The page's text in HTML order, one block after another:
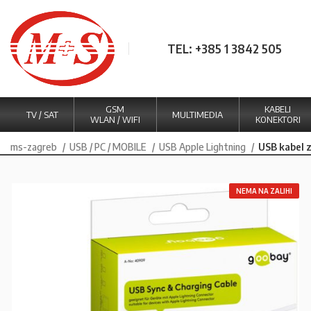
TEL: +385 1 3842 505
TV / SAT
GSM
WLAN / WIFI
MULTIMEDIA
KABELI
KONEKTORI
ms-zagreb USB / PC / MOBILE USB Apple Lightning USB kabel
NEMA NA ZALIHI